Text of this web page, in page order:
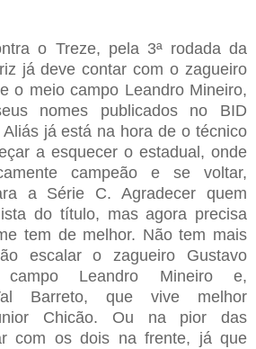
o Treze, pela 3ª rodada da
já deve contar com o zagueiro
o meio campo Leandro Mineiro,
nomes publicados no BID
já está na hora de o técnico
a esquecer o estadual, onde
campeão e se voltar,
a Série C. Agradecer quem
do título, mas agora precisa
tem de melhor. Não tem mais
escalar o zagueiro Gustavo
campo Leandro Mineiro e,
Barreto, que vive melhor
Chicão. Ou na pior das
com os dois na frente, já que